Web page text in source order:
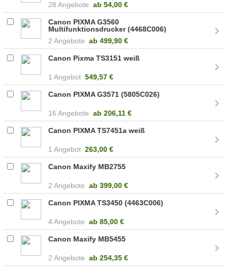
28 Angebote ab 54,00 €
Canon PIXMA G3560
Multifunktionsdrucker (4468C006)
2 Angebote ab499,90 €
Canon Pixma TS3151 weiß
1 Angebot 549,57 €
Canon PIXMA G3571 (5805C026)
16 Angebote ab 206,11 €
Canon PIXMA TS7451a weiß
1 Angebot 263,00 €
Canon Maxify MB2755
2 Angebote ab 399,00 €
Canon PIXMA TS3450 (4463C006)
4 Angebote ab 85,00 €
Canon Maxify MB5455
2 Angebote ab 254,35 €